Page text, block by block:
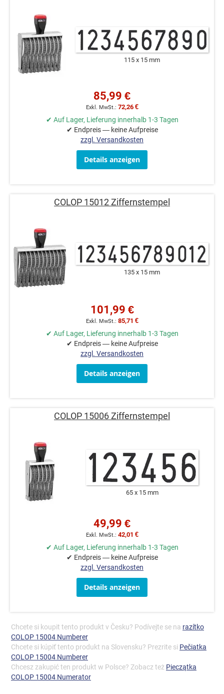
115 x 15 mm
85,99 €
72,26 €
✔ Auf Lager, Lieferung innerhalb 1-3 Tagen
✔ Endpreis — keine Aufpreise
zzgl. Versandkosten
Details anzeigen
COLOP 15012 Ziffernstempel
135 x 15 mm
101,99 €
85,71 €
✔ Auf Lager, Lieferung innerhalb 1-3 Tagen
✔ Endpreis — keine Aufpreise
zzgl. Versandkosten
Details anzeigen
COLOP 15006 Ziffernstempel
65 x 15 mm
49,99 €
42,01 €
✔ Auf Lager, Lieferung innerhalb 1-3 Tagen
✔ Endpreis — keine Aufpreise
zzgl. Versandkosten
Details anzeigen
Chcete si koupit tento produkt v Česku? Podívejte se na razítko
COLOP 15004 Numberer
Chcete si kúpiť tento produkt na Slovensku? Prezrite si Pečiatka
COLOP 15004 Numberer
Chcesz zakupić ten produkt w Polsce? Zobacz też Pieczątka
COLOP 15004 Numerator